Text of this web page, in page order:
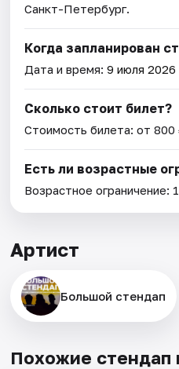
Санкт-Петербург.
Когда запланирован
Дата и время:9 июля 2026
Сколько стоит билет?
Стоимость билета: от 800
Есть ли возрастные
Возрастное ограничение:
Артист
Большой стендап
Похожие стендап